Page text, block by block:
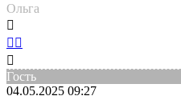
Ольга
Гость
04.05.2025 09:27